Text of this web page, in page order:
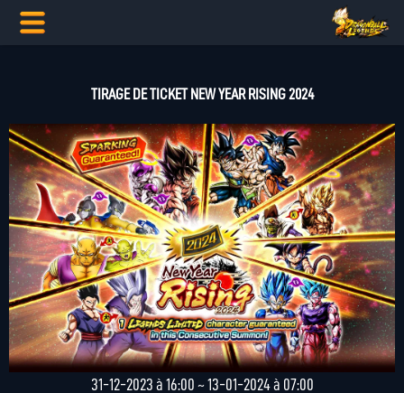
TIRAGE DE TICKET NEW YEAR RISING 2024
31-12-2023 à 16:00 ~ 13-01-2024 à 07:00